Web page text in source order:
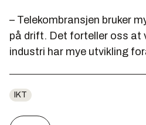
– Telekombransjen bruker
på drift. Det forteller oss at
industri har mye utvikling
IKT